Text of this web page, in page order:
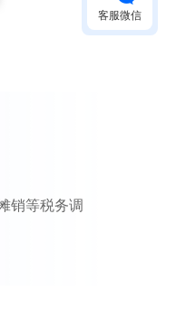
销等税务调
客服微信